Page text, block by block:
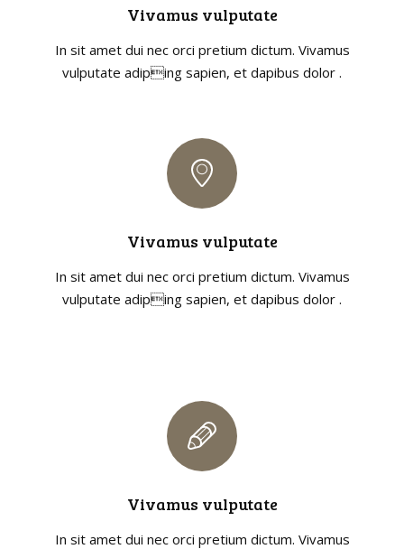
Vivamus vulputate
In sit amet dui nec orci pretium dictum. Vivamus
vulputate adiping sapien, et dapibus dolor .
Vivamus vulputate
In sit amet dui nec orci pretium dictum. Vivamus
vulputate adiping sapien, et dapibus dolor .
Vivamus vulputate
In sit amet dui nec orci pretium dictum. Vivamus